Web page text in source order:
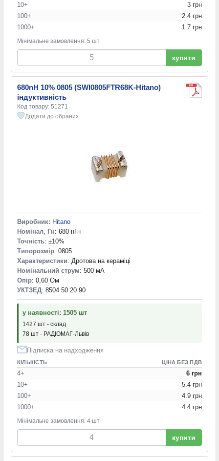
10+
3 грн
100+
2.4 грн
1000+
1.7 грн
Мінімальне замовлення: 5 шт
купити
680nH 10% 0805 (SWI0805FTR68K-Hitano)
індуктивність
Код товару: 51271
Додати до обраних
Виробник: Hitano
Номінал, Гн: 680 нГн
Точність: ±10%
Типорозмір: 0805
Характеристики: Дротова на кераміці
Номінальний струм: 500 мА
Опір: 0,60 Ом
УКТЗЕД: 8504 50 20 90
у наявності: 1505 шт
1427 шт - склад
78 шт - РАДІОМАГ-Львів
Підписка на надходження
КІЛЬКІСТЬ ЦІНА БЕЗ ПДВ
4+
6 грн
10+
5.4 грн
100+
4.9 грн
1000+
4.4 грн
Мінімальне замовлення: 4 шт
купити